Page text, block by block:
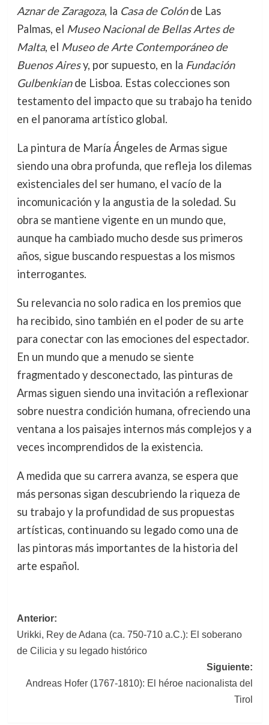
Aznar de Zaragoza, la Casa de Colónde Las
Palmas, el Museo Nacional de Bellas Artes de
Malta, el Museo de Arte Contemporáneo de
Buenos Airesy, por supuesto, en la Fundación
Gulbenkiande Lisboa. Estas colecciones son
testamento del impacto que su trabajo ha tenido
en el panorama artístico global.
La pintura de María Ángeles de Armas sigue
siendo una obra profunda, que refleja los dilemas
existenciales del ser humano, el vacío de la
incomunicación y la angustia de la soledad. Su
obra se mantiene vigente en un mundo que,
aunque ha cambiado mucho desde sus primeros
años, sigue buscando respuestas a los mismos
interrogantes.
Su relevancia no solo radica en los premios que
ha recibido, sino también en el poder de su arte
para conectar con las emociones del espectador.
En un mundo que a menudo se siente
fragmentado y desconectado, las pinturas de
Armas siguen siendo una invitación a reflexionar
sobre nuestra condición humana, ofreciendo una
ventana a los paisajes internos más complejos y a
veces incomprendidos de la existencia.
A medida que su carrera avanza, se espera que
más personas sigan descubriendo la riqueza de
su trabajo y la profundidad de sus propuestas
artísticas, continuando su legado como una de
las pintoras más importantes de la historia del
arte español.
Navegación
de
entradas
Anterior:
Urikki, Rey de Adana (ca. 750-710 a.C.): El soberano
de Cilicia y su legado histórico
Siguiente:
Andreas Hofer (1767-1810): El héroe nacionalista del
Tirol